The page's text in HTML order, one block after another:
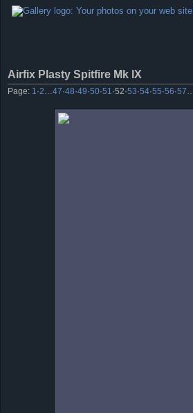
Airfix Plasty Spitfire Mk lX
Page: 1 ·2 47·48·49·50·51 ·52·53·54·55·56·57